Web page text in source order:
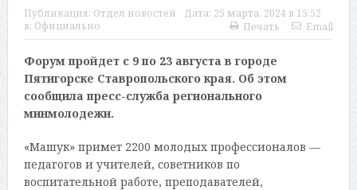
Публикация: Отдел новостей Дата: 25 марта, 2024 в 15:52
в: Официально Печать Email
Форум пройдет с 9 по 23 августа в городе
Пятигорске Ставропольского края. Об этом
сообщила пресс-служба регионального
минмолодежи.
«Машук» примет 2200 молодых профессионалов —
педагогов и учителей, советников по
воспитательной работе, преподавателей,